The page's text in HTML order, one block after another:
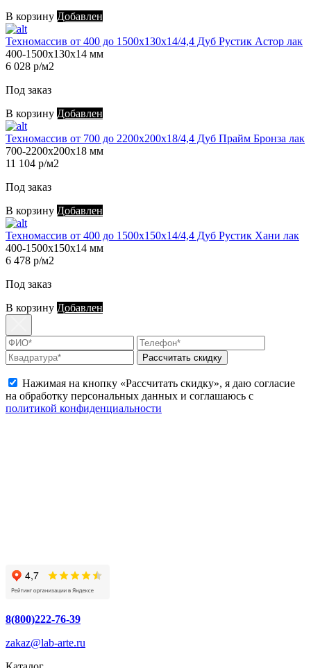
В корзину Добавлен
Техномассив от 400 до 1500х130х14/4,4 Дуб Рустик Астор лак
400-1500х130х14 мм
6 028 р/м2
Под заказ
В корзину Добавлен
Техномассив от 700 до 2200х200х18/4,4 Дуб Прайм Бронза лак
700-2200х200х18 мм
11 104 р/м2
Под заказ
В корзину Добавлен
Техномассив от 400 до 1500х150х14/4,4 Дуб Рустик Хани лак
400-1500х150х14 мм
6 478 р/м2
Под заказ
В корзину Добавлен
Рассчитать скидку
Нажимая на кнопку «Рассчитать скидку», я даю согласие
на обработку персональных данных и соглашаюсь с
политикой конфиденциальности
8(800)222-76-39
zakaz@lab-arte.ru